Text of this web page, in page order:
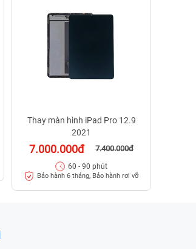
Thay màn hình iPad Pro 12.9
2021
7.000.000đ 7.400.000đ
60 - 90 phút
Bảo hành 6 tháng, Bảo hành rơi vỡ